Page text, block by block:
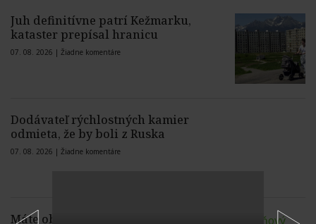
Juh definitívne patrí Kežmarku,
kataster prepísal hranicu
07. 08. 2026 | Žiadne komentáre
Dodávateľ rýchlostných kamier
odmieta, že by boli z Ruska
07. 08. 2026 | Žiadne komentáre
Máte občianske združenie či